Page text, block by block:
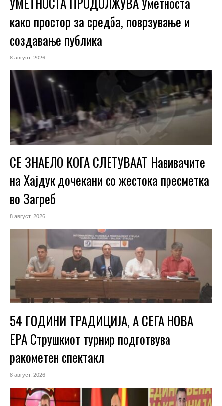
како простор за средба, поврзување и
создавање публика
8 август, 2026
СЕ ЗНАЕЛО КОГА СЛЕТУВААТ Навивачите
на Хајдук дочекани со жестока пресметка
во Загреб
8 август, 2026
54 ГОДИНИ ТРАДИЦИЈА, А СЕГА НОВА
ЕРА Струшкиот турнир подготвува
ракометен спектакл
8 август, 2026